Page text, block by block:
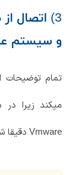
و سیستم
تمام توضیحات
میکند زیرا در
Vmware دقیقا